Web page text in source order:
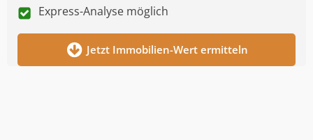
Express-Analyse möglich
Jetzt Immobilien-Wert ermitteln